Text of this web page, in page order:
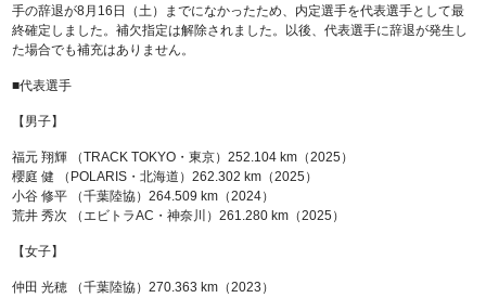
手の辞退が8月16日（土）までになかったため、内定選手を代表選手として最
終確定しました。補欠指定は解除されました。以後、代表選手に辞退が発生し
た場合でも補充はありません。
■代表選手
【男子】
福元 翔輝 （TRACK TOKYO・東京）252.104 km（2025）
櫻庭 健 （POLARIS・北海道）262.302 km（2025）
小谷 修平 （千葉陸協）264.509 km（2024）
荒井 秀次 （エビトラAC・神奈川）261.280 km（2025）
【女子】
仲田 光穂 （千葉陸協）270.363 km（2023）